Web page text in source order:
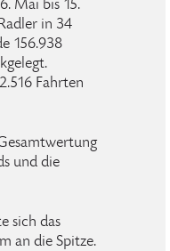
Mai bis 15.
in 34
156.938
Fahrten
und die
sich das
an die Spitze.